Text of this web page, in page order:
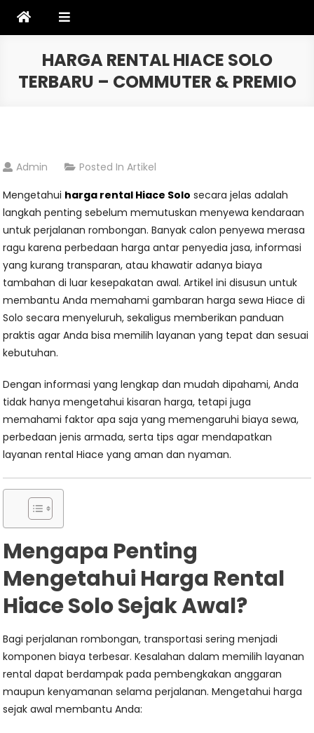
HARGA RENTAL HIACE SOLO
TERBARU – COMMUTER & PREMIO
Admin Posted InArtikel
Mengetahui harga rental Hiace Solo secara jelas adalah
langkah penting sebelum memutuskan menyewa kendaraan
untuk perjalanan rombongan. Banyak calon penyewa merasa
ragu karena perbedaan harga antar penyedia jasa, informasi
yang kurang transparan, atau khawatir adanya biaya
tambahan di luar kesepakatan awal. Artikel ini disusun untuk
membantu Anda memahami gambaran harga sewa Hiace di
Solo secara menyeluruh, sekaligus memberikan panduan
praktis agar Anda bisa memilih layanan yang tepat dan sesuai
kebutuhan.
Dengan informasi yang lengkap dan mudah dipahami, Anda
tidak hanya mengetahui kisaran harga, tetapi juga
memahami faktor apa saja yang memengaruhi biaya sewa,
perbedaan jenis armada, serta tips agar mendapatkan
layanan rental Hiace yang aman dan nyaman.
Mengapa Penting
Mengetahui Harga Rental
Hiace Solo Sejak Awal?
Bagi perjalanan rombongan, transportasi sering menjadi
komponen biaya terbesar. Kesalahan dalam memilih layanan
rental dapat berdampak pada pembengkakan anggaran
maupun kenyamanan selama perjalanan. Mengetahui harga
sejak awal membantu Anda: